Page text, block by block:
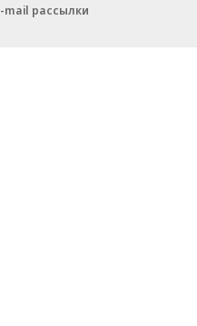
mail рассылки